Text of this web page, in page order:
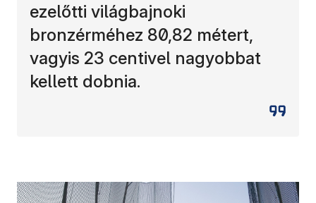
ezelőtti világbajnoki
bronzérméhez 80,82 métert,
vagyis 23 centivel nagyobbat
kellett dobnia.